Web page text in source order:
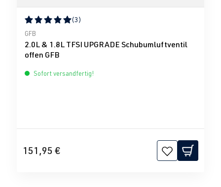
Durchschnittliche Bewertung von 5 von 5 Sternen
(3)
GFB
2.0L & 1.8L TFSI UPGRADE Schubumluftventil
offen GFB
Sofort versandfertig!
151,95 €